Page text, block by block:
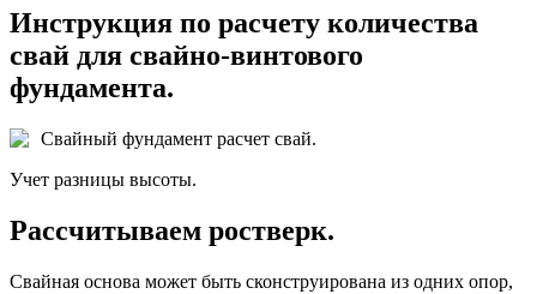
Инструкция по расчету количества
свай для свайно-винтового
фундамента.
Свайный фундамент расчет свай.
Учет разницы высоты.
Рассчитываем ростверк.
Свайная основа может быть сконструирована из одних опор,